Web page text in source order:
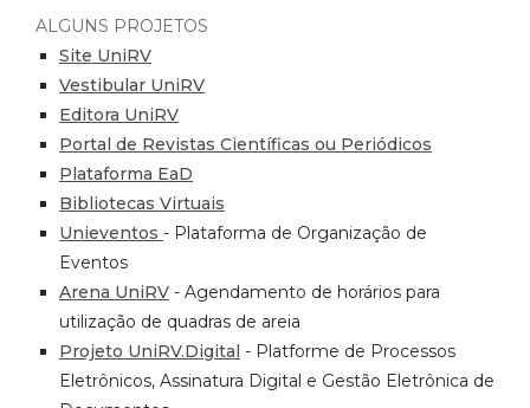
ALGUNS PROJETOS
Site UniRV
Vestibular UniRV
Editora UniRV
Portal de Revistas Científicas ou Periódicos
Plataforma EaD
Bibliotecas Virtuais
Unieventos - Plataforma de Organização de
Eventos
Arena UniRV - Agendamento de horários para
utilização de quadras de areia
Projeto UniRV.Digital - Platforme de Processos
Eletrônicos, Assinatura Digital e Gestão Eletrônica de